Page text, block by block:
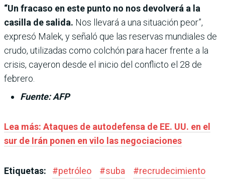
“Un fracaso en este punto no nos devolverá a la
casilla de salida. Nos llevará a una situación peor”,
expresó Malek, y señaló que las reservas mundiales de
crudo, utilizadas como colchón para hacer frente a la
crisis, cayeron desde el inicio del conflicto el 28 de
febrero.
Fuente: AFP
Lea más: Ataques de autodefensa de EE. UU. en el
sur de Irán ponen en vilo las negociaciones
Etiquetas: #petróleo #suba #recrudecimiento